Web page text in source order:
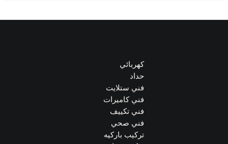
كهربائي
حداد
فني ستلايت
فني كاميرات
فني تكييف
فني صحي
تركيب باركيه